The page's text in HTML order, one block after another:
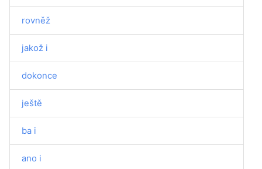
rovněž
jakož i
dokonce
ještě
ba i
ano i